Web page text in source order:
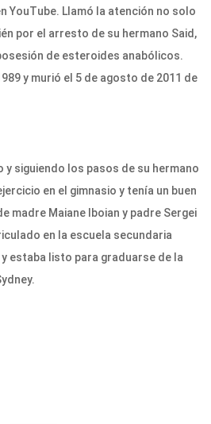
YouTube. Llamó la atención no solo
por el arresto de su hermano Said,
de esteroides anabólicos.
y murió el 5 de agosto de 2011 de
y siguiendo los pasos de su hermano
en el gimnasio y tenía un buen
madre Maiane Iboian y padre Sergei
en la escuela secundaria
estaba listo para graduarse de la